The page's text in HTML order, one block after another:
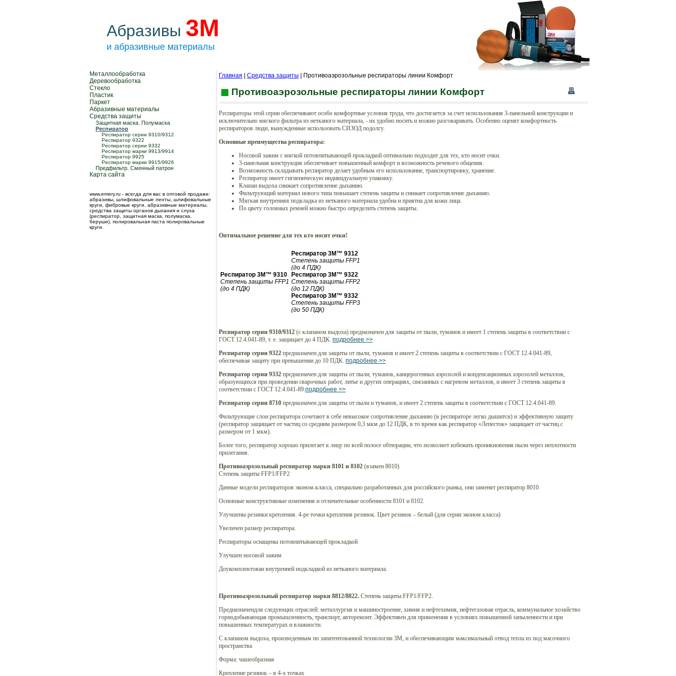
Абразивы 3М
и абразивные материалы
Металлообработка
Деревообработка
Стекло
Пластик
Паркет
Абразивные материалы
Средства защиты
Защитная маска. Полумаска
Респиратор
Респиратор серии 9310/9312
Респиратор 9322
Респиратор серии 9332
Респиратор марки 9913/9914
Респиратор 9925
Респиратор марки 9915/9926
Предфильтр. Сменный патрон
Карта сайта
www.emery.ru - всегда для вас в оптовой продаже:
абразивы, шлифовальные ленты, шлифовальные
круги, фибровые круги, абразивные материалы,
средства защиты органов дыхания и слуха
(респиратор, защитная маска, полумаска,
беруши), полировальная паста полировальные
круги.
Главная Средства защиты | Противоаэрозольные респираторы линии Комфорт
Противоаэрозольные респираторы линии Комфорт
Респираторы этой серии обеспечивают особо комфортные условия труда, что достигается за счет использования 3-панельной конструкции и
исключительно мягкого фильтра из нетканого материала, - их удобно носить и можно разговаривать. Особенно оценят комфортность
респираторов люди, вынужденные использовать СИЗОД подолгу.
Основные преимущества респиратора:
Носовой зажим с мягкой потовпитывающей прокладкой оптимально подходит для тех, кто носит очки.
3-панельная конструкция обеспечивает повышенный комфорт и возможность речевого общения.
Возможность складывать респиратор делает удобным его использование, транспортировку, хранение.
Респиратор имеет гигиеническую индивидуальную упаковку.
Клапан выдоха снижает сопротивление дыханию.
Фильтрующий материал нового типа повышает степень защиты и снижает сопротивление дыханию.
Мягкая внутренняя подкладка из нетканого материала удобна и приятна для кожи лица.
По цвету головных ремней можно быстро определить степень защиты.
Оптимальное решение для тех кто носит очки!
Респиратор 3М™ 9310
Степень защиты FFP1
(до 4 ПДК)
Респиратор 3М™ 9312
Степень защиты FFP1
(до 4 ПДК)
Респиратор 3М™ 9322
Степень защиты FFP2
(до 12 ПДК)
Респиратор 3М™ 9332
Степень защиты FFP3
(до 50 ПДК)
Респиратор серии 9310/9312 (с клапаном выдоха) предназначен для защиты от пыли, туманов и имеет 1 степень защиты в соответствии с
ГОСТ 12.4.041-89, т. е. защищает до 4 ПДК. подробнее >>
Респиратор серии 9322 предназначен для защиты от пыли, туманов и имеет 2 степень защиты в соответствии с ГОСТ 12.4.041-89,
обеспечивая защиту при превышении до 10 ПДК. подробнее >>
Респиратор серии 9332 предназначен для защиты от пыли, туманов, канцерогенных аэрозолей и конденсационных аэрозолей металлов,
образующихся при проведении сварочных работ, литье и других операциях, связанных с нагревом металлов, и имеет 3 степень защиты в
соответствии с ГОСТ 12.4.041-89.подробнее >>
Респиратор серии 8710 предназначен для защиты от пыли и туманов, и имеет 2 степень защиты в соответствии с ГОСТ 12.4.041-89.
Фильтрующие слои респиратора сочетают в себе невысокое сопротивление дыханию (в респираторе легко дышится) и эффективную защиту
(респиратор защищает от частиц со средним размером 0,3 мкм до 12 ПДК, в то время как респиратор «Лепесток» защищает от частиц с
размером от 1 мкм).
Более того, респиратор хорошо прилегает к лицу по всей полосе обтюрации, что позволяет избежать проникновения пыли через неплотности
прилегания.
Противоаэрозольный респиратор марки 8101 и 8102 (взамен 8010)
Степень защиты FFP1/FFP2
Данные модели респираторов эконом-класса, специально разработанных для российского рынка, они заменят респиратор 8010.
Основные конструктивные изменения и отличительные особенности 8101 и 8102.
Улучшены резинки крепления. 4-ре точки крепления резинок. Цвет резинок – белый (для серии эконом класса)
Увеличен размер респиратора.
Респираторы оснащены потовпитывающей прокладкой
Улучшен носовой зажим
Доукомплектован внутренней подкладкой из нетканого материала.
Противоаэрозольный респиратор марки 8812/8822. Степень защиты:FFP1/FFP2.
Предназначендля следующих отраслей: металлургия и машиностроение, химия и нефтехимия, нефтегазовая отрасль, коммунальное хозяйство
горнодобывающая промышленность, транспорт, авторемонт. Эффективен для применения в условиях повышенной запыленности и при
повышенных температурах и влажности.
С клапаном выдоха, произведенным по запатентованной технологии 3М, и обеспечивающим максимальный отвод тепла из под масочного
пространства
Форма: чашеобразная
Крепление резинок – в 4-х точках